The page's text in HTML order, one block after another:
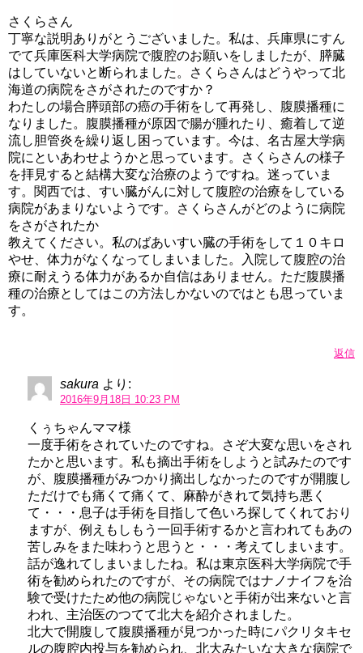
さくらさん
丁寧な説明ありがとうございました。私は、兵庫県にすん
でて兵庫医科大学病院で腹腔のお願いをしましたが、膵臓
はしていないと断られました。さくらさんはどうやって北
海道の病院をさがされたのですか？
わたしの場合膵頭部の癌の手術をして再発し、腹膜播種に
なりました。腹膜播種が原因で腸が腫れたり、癒着して逆
流し胆管炎を繰り返し困っています。今は、名古屋大学病
院にといあわせようかと思っています。さくらさんの様子
を拝見すると結構大変な治療のようですね。迷っていま
す。関西では、すい臓がんに対して腹腔の治療をしている
病院があまりないようです。さくらさんがどのように病院
をさがされたか
教えてください。私のばあいすい臓の手術をして１０キロ
やせ、体力がなくなってしまいました。入院して腹腔の治
療に耐えうる体力があるか自信はありません。ただ腹膜播
種の治療としてはこの方法しかないのではとも思っていま
す。
返信
sakura より:
2016年9月18日 10:23 PM
くぅちゃんママ様
一度手術をされていたのですね。さぞ大変な思いをされ
たかと思います。私も摘出手術をしようと試みたのです
が、腹膜播種がみつかり摘出しなかったのですが開腹し
ただけでも痛くて痛くて、麻酔がきれて気持ち悪く
て・・・息子は手術を目指して色いろ探してくれており
ますが、例えもしもう一回手術するかと言われてもあの
苦しみをまた味わうと思うと・・・考えてしまいます。
話が逸れてしまいましたね。私は東京医科大学病院で手
術を勧められたのですが、その病院ではナノナイフを治
験で受けたため他の病院じゃないと手術が出来ないと言
われ、主治医のつてて北大を紹介されました。
北大で開腹して腹膜播種が見つかった時にパクリタキセ
ルの腹腔内投与を勧められ、北大みたいな大きな病院で